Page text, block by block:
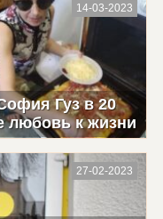
14-03-2023
Гуз в 20
любовь к жизни
27-02-2023